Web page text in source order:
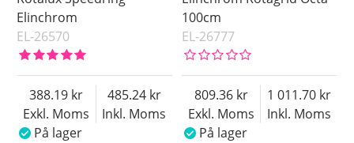
Elinchrom
EL-26570
Exkl. Moms
388.19
Inkl. Moms
485.24
På lager
100cm
EL-26777
Exkl. Moms
809.36
Inkl. Moms
1 011.70
På lager